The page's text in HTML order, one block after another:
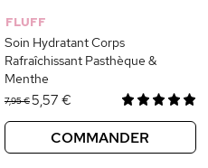
FLUFF
Soin Hydratant Corps
Rafraîchissant Pasthèque &
Menthe
7,95 €5,57 €
COMMANDER